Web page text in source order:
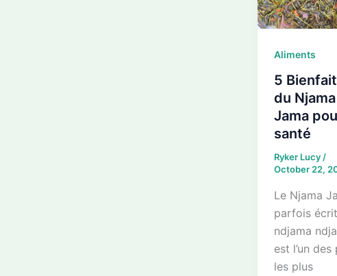
Aliments
5
du Njama
Jama
santé
Ryker Lucy/
October 22,
Le Njama
parfois écrit
ndjama
est l’un des
les plus